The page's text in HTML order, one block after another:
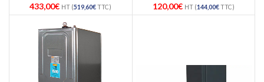
433,00€ HT (519,60€TTC)
120,00€ HT (144,00€TTC)